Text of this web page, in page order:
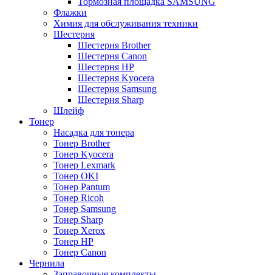
Флажки
Химия для обслуживания техники
Шестерня
Шестерня Brother
Шестерня Canon
Шестерня HP
Шестерня Kyocera
Шестерня Samsung
Шестерня Sharp
Шлейф
Тонер
Насадка для тонера
Тонер Brother
Тонер Kyocera
Тонер Lexmark
Тонер OKI
Тонер Pantum
Тонер Ricoh
Тонер Samsung
Тонер Sharp
Тонер Xerox
Тонер НР
Тонер Саnon
Чернила